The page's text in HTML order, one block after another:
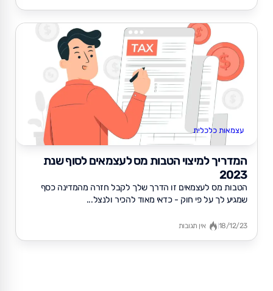
עצמאות כלכלית
המדריך למיצוי הטבות מס לעצמאים לסוף שנת
2023
הטבות מס לעצמאים זו הדרך שלך לקבל חזרה מהמדינה כסף
שמגיע לך על פי חוק - כדאי מאוד להכיר ולנצל...
18/12/23 אין תגובות